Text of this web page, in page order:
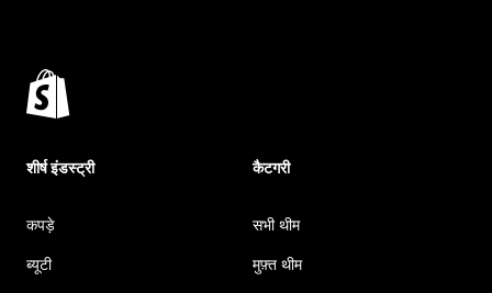
शीर्ष इंडस्ट्री
कपड़े
ब्यूटी
कैटगरी
सभी थीम
मुफ़्त थीम